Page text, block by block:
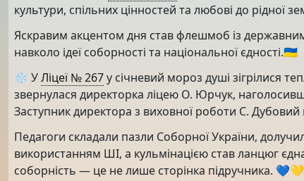
культури, спільних цінностей та любові до рідної
Яскравим акцентом дня став флешмоб із
навколо ідеї соборності та національної єдності.🇺🇦
❄️ УЛіцеї № 267у січневий мороз душі зігрілися
звернулася директорка ліцею О. Юрчук,
Заступник директора з виховної роботи С. Дубовий
Педагоги складали пазли Соборної України,
використанням ШІ, а кульмінацією став ланцюг
соборність — це не лише сторінка підручника. 💙💛